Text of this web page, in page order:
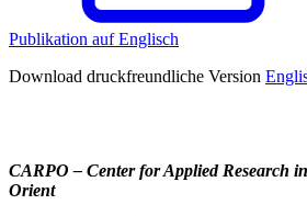
Publikation auf Englisch
Download druckfreundliche Version
CARPO – Center for Applied Research
Orient